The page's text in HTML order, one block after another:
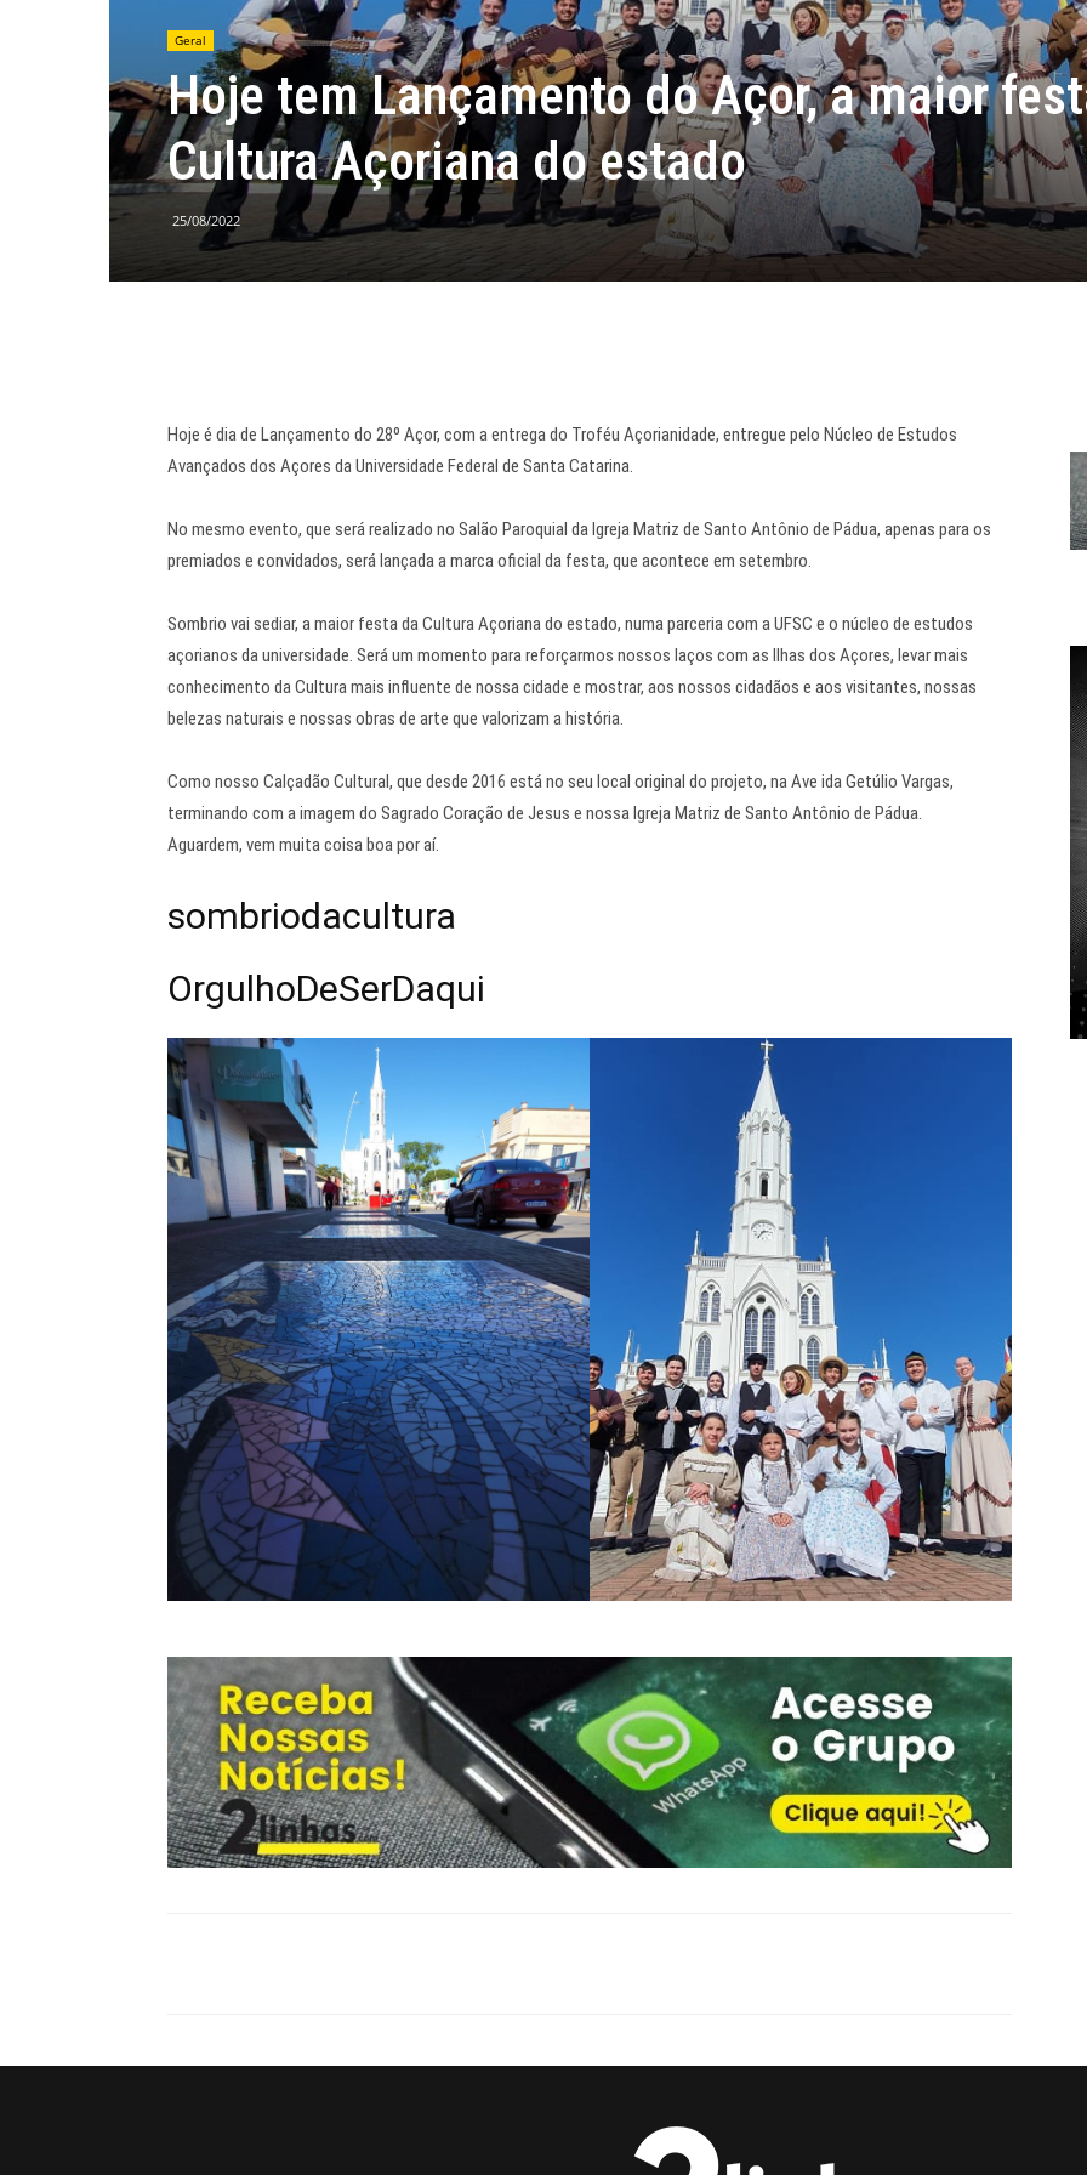
Geral
Hoje tem Lançamento do Açor, a maior
Cultura Açoriana do estado
25/08/2022
Hoje é dia de Lançamento do 28⁰ Açor, com a entrega do Troféu Açorianidade, entregue pelo Núcleo de Estudos
Avançados dos Açores da Universidade Federal de Santa Catarina.
No mesmo evento, que será realizado no Salão Paroquial da Igreja Matriz de Santo Antônio de Pádua, apenas para os
premiados e convidados, será lançada a marca oficial da festa, que acontece em setembro.
Sombrio vai sediar, a maior festa da Cultura Açoriana do estado, numa parceria com a UFSC e o núcleo de estudos
açorianos da universidade. Será um momento para reforçarmos nossos laços com as Ilhas dos Açores, levar mais
conhecimento da Cultura mais influente de nossa cidade e mostrar, aos nossos cidadãos e aos visitantes, nossas
belezas naturais e nossas obras de arte que valorizam a história.
Como nosso Calçadão Cultural, que desde 2016 está no seu local original do projeto, na Ave ida Getúlio Vargas,
terminando com a imagem do Sagrado Coração de Jesus e nossa Igreja Matriz de Santo Antônio de Pádua.
Aguardem, vem muita coisa boa por aí.
sombriodacultura
OrgulhoDeSerDaqui